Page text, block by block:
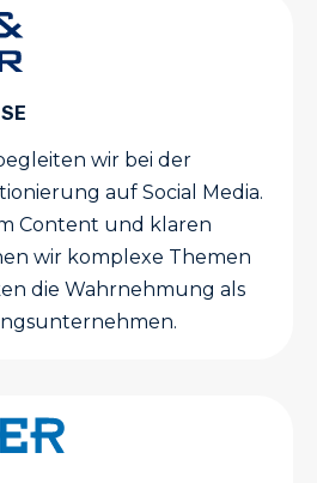
wir bei der
auf Social Media.
Content und klaren
wir komplexe Themen
die Wahrnehmung als